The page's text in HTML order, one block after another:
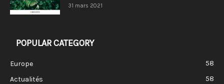
31 mars 2021
POPULAR CATEGORY
Europe
58
Actualités
58